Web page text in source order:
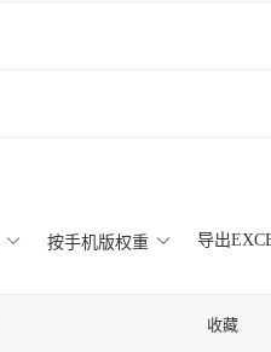
按手机版权重 导出
收藏